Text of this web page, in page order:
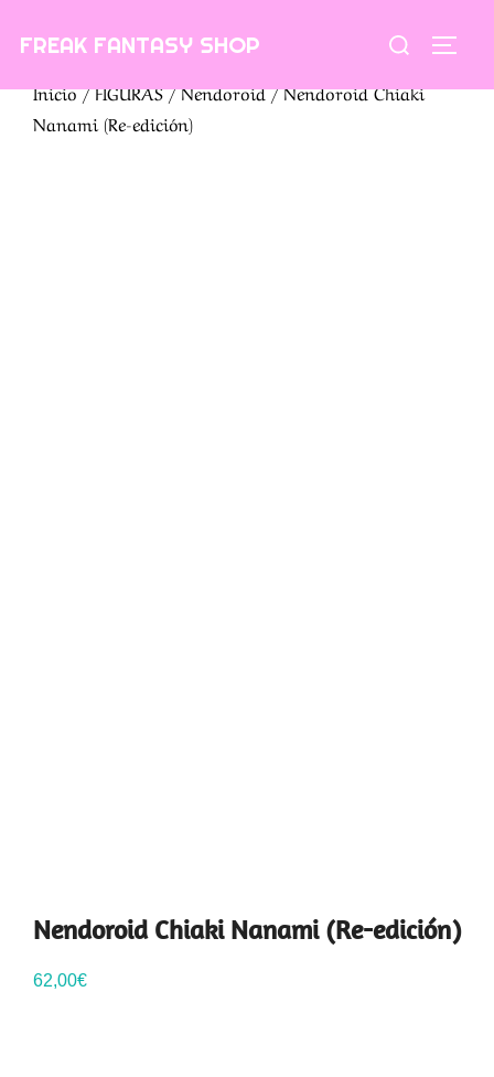
FREAK FANTASY SHOP Buscar:
Inicio/FIGURAS/Nendoroid/ Nendoroid Chiaki
Nanami (Re-edición)
Nendoroid Chiaki Nanami (Re-edición)
62,00€